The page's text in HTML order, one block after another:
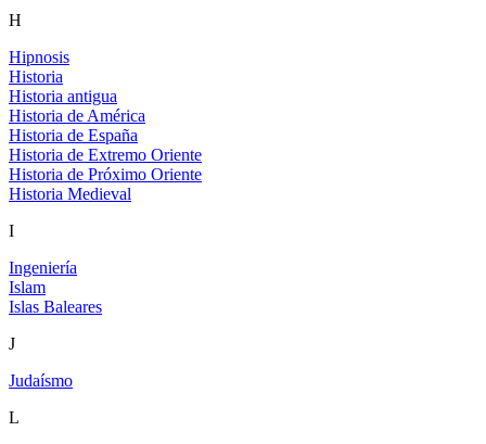
H
Hipnosis
Historia
Historia antigua
Historia de América
Historia de España
Historia de Extremo Oriente
Historia de Próximo Oriente
Historia Medieval
I
Ingeniería
Islam
Islas Baleares
J
Judaísmo
L